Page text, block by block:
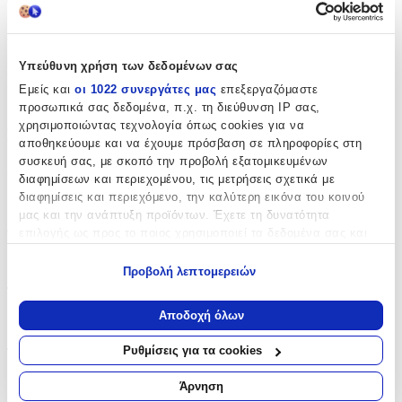
Υπεύθυνη χρήση των δεδομένων σας
Εμείς και οι 1022 συνεργάτες μας επεξεργαζόμαστε
προσωπικά σας δεδομένα, π.χ. τη διεύθυνση IP σας,
χρησιμοποιώντας τεχνολογία όπως cookies για να
αποθηκεύουμε και να έχουμε πρόσβαση σε πληροφορίες στη
συσκευή σας, με σκοπό την προβολή εξατομικευμένων
διαφημίσεων και περιεχομένου, τις μετρήσεις σχετικά με
διαφημίσεις και περιεχόμενο, την καλύτερη εικόνα του κοινού
μας και την ανάπτυξη προϊόντων. Έχετε τη δυνατότητα
Να συλλέξουμε πληροφορίες σχετικά με τη γεωγραφική
σας τοποθεσία, οι οποίες μπορεί να είναι ακριβείς σε
απόσταση μερικών μέτρων
Να αναγνωρίσουμε τη συσκευή σας σαρώνοντας ενεργά
για συγκεκριμένα χαρακτηριστικά (δακτυλικό αποτύπωμα)
Προβολή λεπτομερειών
Αποδοχή όλων
Ρυθμίσεις για τα cookies
Άρνηση
Χαρακτηριστικά
Κατασκευαστής:
Santoro
Βασικά Χαρακτηριστικά
Χρώμα:
Ροζ